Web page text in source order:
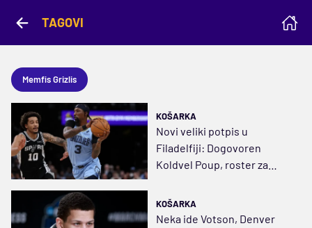
TAGOVI
Memfis Grizlis
KOŠARKA
Novi veliki potpis u
Filadelfiji: Dogovoren
Koldvel Poup, roster za
kompletiran
KOŠARKA
Neka ide Votson, Denver